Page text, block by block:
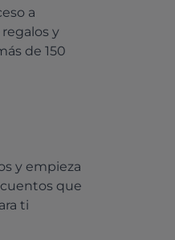
a
y
de 150
y empieza
que
ti